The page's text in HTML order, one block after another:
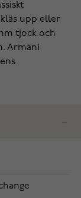
upp eller
tjock och
Armani